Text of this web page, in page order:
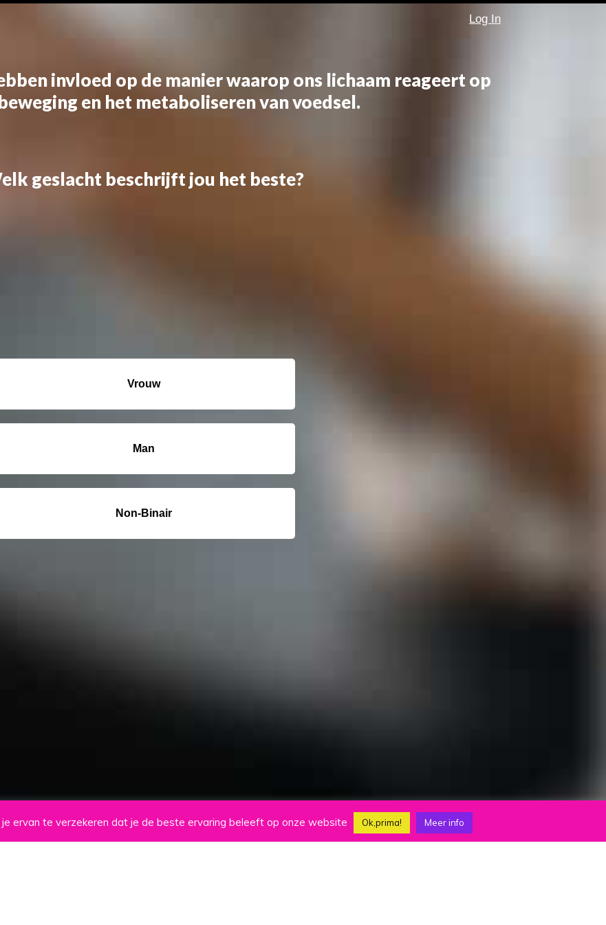
Log In
invloed op de manier waarop ons lichaam reageert op
en het metaboliseren van voedsel.
geslacht beschrijft jou het beste?
Vrouw
Man
Non-Binair
je ervan te verzekeren dat je de beste ervaring beleeft op onze website Ok,prima! Meer info